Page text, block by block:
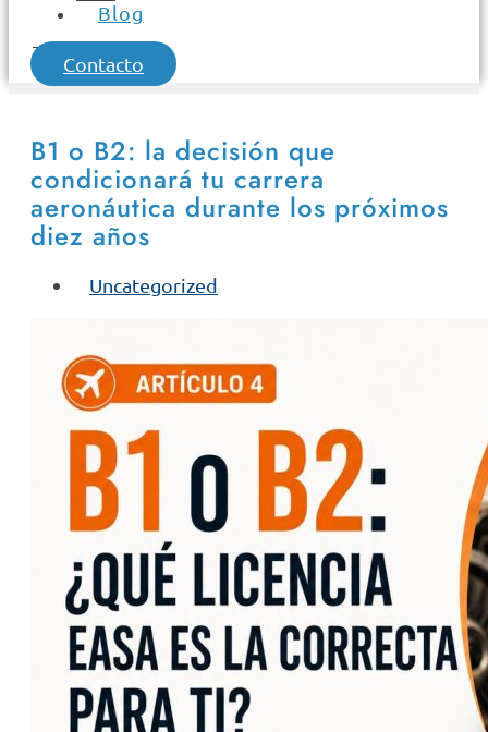
Blog
Contacto
B1 o B2: la decisión que
condicionará tu carrera
aeronáutica durante los próximos
diez años
Uncategorized